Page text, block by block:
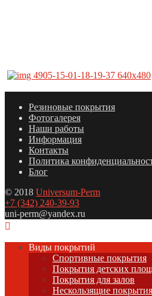
Резиновые покрытия
Фотогалерея
Наши работы
Информация
Контакты
Политика
Блог
© 2018 Universum-Perm
+7 (342) 240-39-93
uni-perm@yandex.ru
Виды покрытий
Спортивные покрытия
Покрытия детских
Покрытия для залов
Нескользящие